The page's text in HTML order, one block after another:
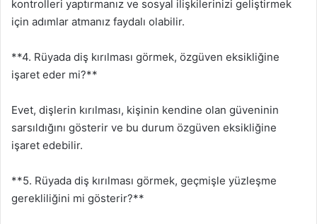
kontrolleri yaptırmanız ve sosyal ilişkilerinizi geliştirmek
için adımlar atmanız faydalı olabilir.
**4. Rüyada diş kırılması görmek, özgüven eksikliğine
işaret eder mi?**
Evet, dişlerin kırılması, kişinin kendine olan güveninin
sarsıldığını gösterir ve bu durum özgüven eksikliğine
işaret edebilir.
**5. Rüyada diş kırılması görmek, geçmişle yüzleşme
gerekliliğini mi gösterir?**